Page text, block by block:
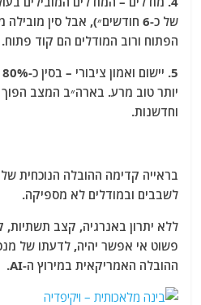
של כ-6 חודשים״), אבל סין
הפתוח ורוב המודלים הם קוד פתוח.
יותר טוב מרע. בארה״ב המצב
וחדשנות.
בראייה קדימה ההובלה הנוכחית
לשבבים ובמודלים לא מספיקה.
ללא יתרון באנרגיה, קצב תשתיות,
פשוט אי אפשר יהיה, לדעתו של
ההובלה האמריקאית במירוץ ה-AI.